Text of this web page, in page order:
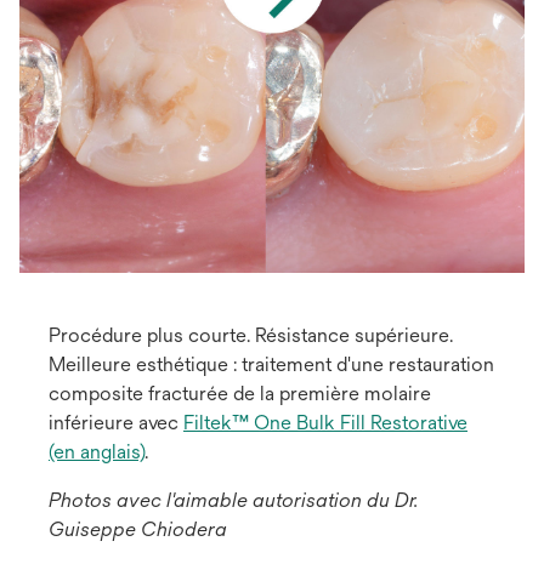
Procédure plus courte. Résistance supérieure.
Meilleure esthétique : traitement d'une restauration
composite fracturée de la première molaire
inférieure avec Filtek™ One Bulk Fill Restorative
(en anglais).
Photos avec l'aimable autorisation du Dr.
Guiseppe Chiodera